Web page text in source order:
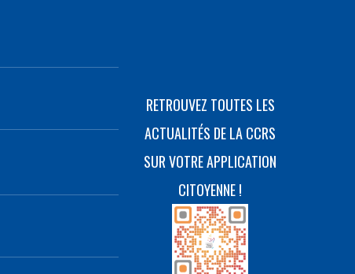
RETROUVEZ TOUTES LES
ACTUALITÉS DE LA CCRS
SUR VOTRE APPLICATION
CITOYENNE !